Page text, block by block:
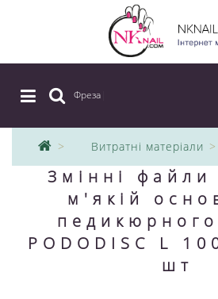
Фреза
Витратні матеріали
Змінні файли
м'якій
PODODISC L
шт